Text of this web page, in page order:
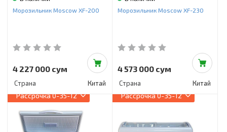
Инструменты и техника
Красота и здоровье
Пылесосы
Фильтры для воды
Морозильник Moscow XF-200
4 227 000 сум
Страна Китай
Морозильник Moscow XF-230
4 573 000 сум
Страна Китай
Рассрочка0-35-12 Рассрочка0-35-12